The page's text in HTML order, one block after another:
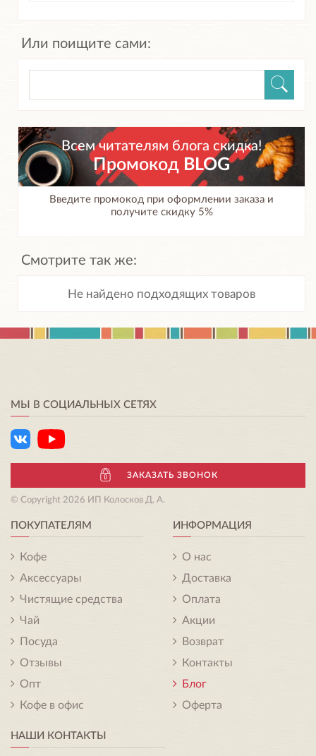
Или поищите сами:
Всем читателям блога скидка!
Промокод BLOG
Введите промокод при оформлении заказа и
получите скидку 5%
Смотрите так же:
Не найдено подходящих товаров
МЫ В СОЦИАЛЬНЫХ СЕТЯХ
ЗАКАЗАТЬ ЗВОНОК
© Copyright 2026 ИП Колосков Д. А.
ПОКУПАТЕЛЯМ
Кофе
Аксессуары
Чистящие средства
Чай
Посуда
Отзывы
Опт
Кофе в офис
ИНФОРМАЦИЯ
О нас
Доставка
Оплата
Акции
Возврат
Контакты
Блог
Оферта
НАШИ КОНТАКТЫ